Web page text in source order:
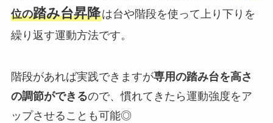
位の踏み台昇降は台や階段を使って上り下りを
繰り返す運動方法です。
階段があれば実践できますが専用の踏み台を高さ
の調節ができるので、慣れてきたら運動強度をア
ップさせることも可能◎